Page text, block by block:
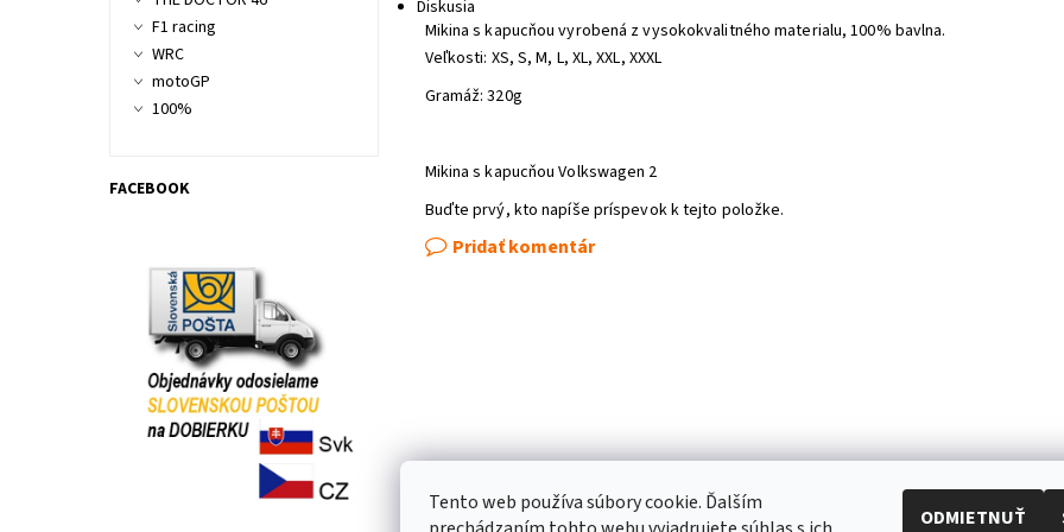
Diskusia
Mikina s kapucňou vyrobená z vysokokvalitného materialu, 100% bavlna.
Veľkosti: XS, S, M, L, XL, XXL, XXXL
Gramáž: 320g
Mikina s kapucňou Volkswagen 2
Buďte prvý, kto napíše príspevok k tejto položke.
Pridať komentár
F1 racing
WRC
motoGP
100%
FACEBOOK
Tento web používa súbory cookie. Ďalším
ODMIETNUŤ